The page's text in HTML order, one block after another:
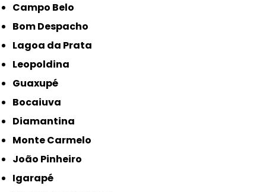
Campo Belo
Bom Despacho
Lagoa da Prata
Leopoldina
Guaxupé
Bocaiuva
Diamantina
Monte Carmelo
João Pinheiro
Igarapé